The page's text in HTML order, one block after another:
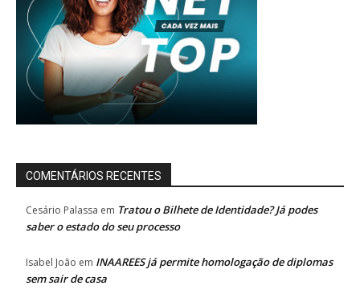
COMENTÁRIOS RECENTES
Cesário Palassa em Tratou o Bilhete de Identidade? Já podes
saber o estado do seu processo
Isabel João em INAAREES já permite homologação de diplomas
sem sair de casa